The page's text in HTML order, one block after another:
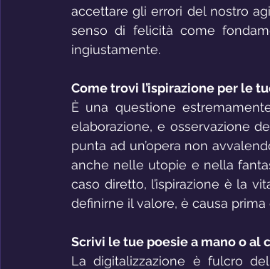
accettare gli errori del nostro
senso di felicità come
ingiustamente.
Come trovi l’ispirazione per le
È una questione
elaborazione, e osservazione
punta ad un’opera non
anche nelle utopie e nella
caso diretto, l’ispirazione è la
definirne il valore, è causa prima
Scrivi le tue poesie a mano o al
La digitalizzazione è fulcro